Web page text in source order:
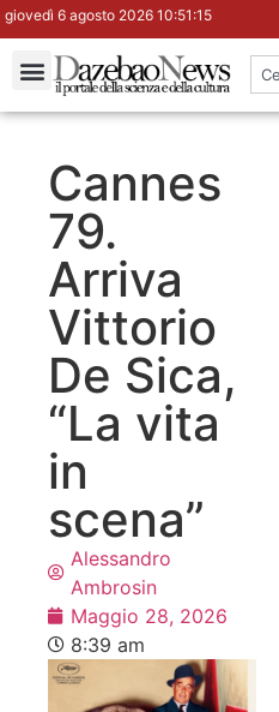
giovedì 6 agosto 2026 10:51:16
Cannes
79.
Arriva
Vittorio
De Sica,
“La vita
in
scena”
Alessandro
Ambrosin
Maggio 28, 2026
8:39 am